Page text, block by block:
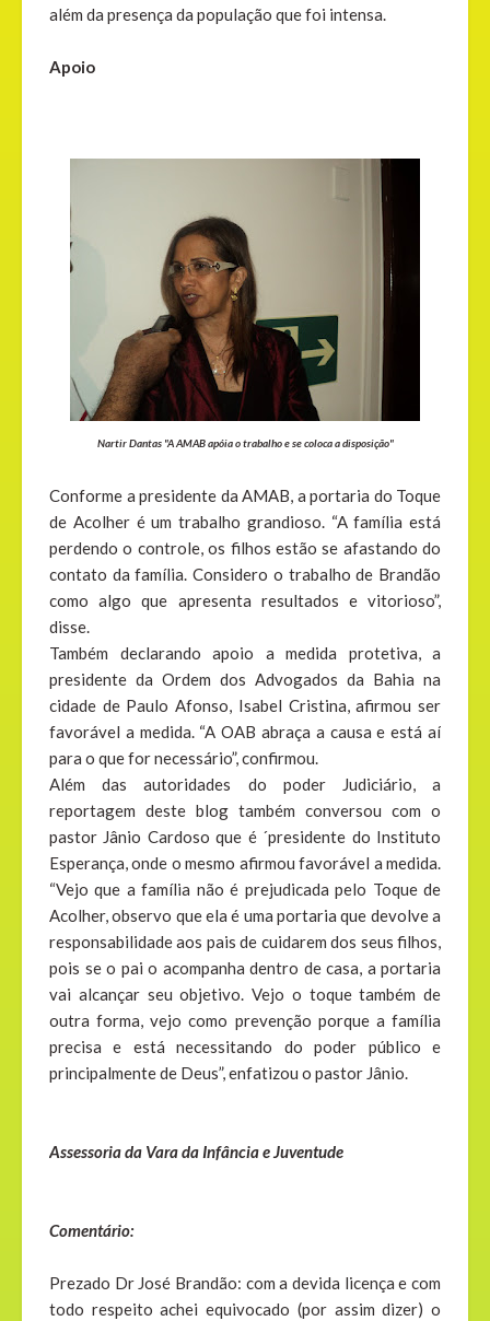
além da presença da população que foi intensa.
Apoio
Nartir Dantas "A AMAB apóia o trabalho e se coloca a disposição"
Conforme a presidente da AMAB, a portaria do Toque
de Acolher é um trabalho grandioso. “A família está
perdendo o controle, os filhos estão se afastando do
contato da família. Considero o trabalho de Brandão
como algo que apresenta resultados e vitorioso”,
disse.
Também declarando apoio a medida protetiva, a
presidente da Ordem dos Advogados da Bahia na
cidade de Paulo Afonso, Isabel Cristina, afirmou ser
favorável a medida. “A OAB abraça a causa e está aí
para o que for necessário”, confirmou.
Além das autoridades do poder Judiciário, a
reportagem deste blog também conversou com o
pastor Jânio Cardoso que é ´presidente do Instituto
Esperança, onde o mesmo afirmou favorável a medida.
“Vejo que a família não é prejudicada pelo Toque de
Acolher, observo que ela é uma portaria que devolve a
responsabilidade aos pais de cuidarem dos seus filhos,
pois se o pai o acompanha dentro de casa, a portaria
vai alcançar seu objetivo. Vejo o toque também de
outra forma, vejo como prevenção porque a família
precisa e está necessitando do poder público e
principalmente de Deus”, enfatizou o pastor Jânio.
Assessoria da Vara da Infância e Juventude
Comentário:
Prezado Dr José Brandão: com a devida licença e com
todo respeito achei equivocado (por assim dizer) o